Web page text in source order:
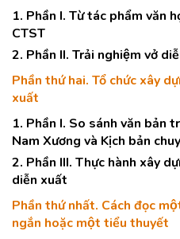
1. Phần I. Từ tác phẩm văn
CTST
2. Phần II. Trải nghiệm vở
Phần thứ hai. Tổ chức xây
xuất
1. Phần I. So sánh văn bản
Nam Xương và Kịch bản
2. Phần III. Thực hành xây
diễn xuất
Phần thứ nhất. Cách đọc
ngắn hoặc một tiểu thuyết